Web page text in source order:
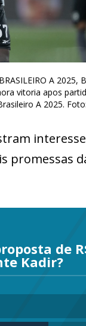
A 2025,
vitoria apos
A 2025.
promessas
de
Kadir?